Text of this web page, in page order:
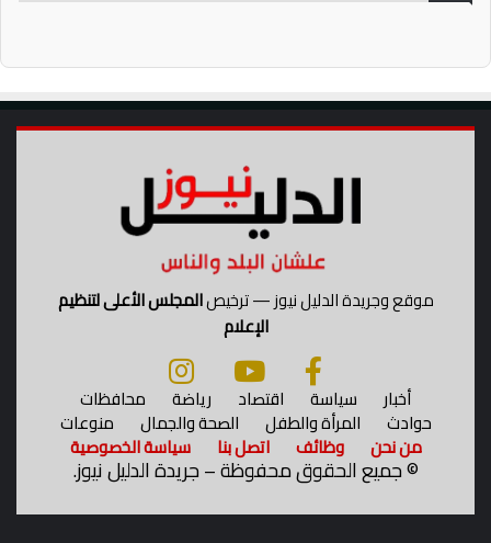
ر
ل
د
ط
ه
موقع وجريدة الدليل نيوز — ترخيصالمجلس الأعلى لتنظيم
الإعلام
أخبار سياسة اقتصاد رياضة محافظات
حوادث المرأة والطفل الصحة والجمال منوعات
من نحن وظائف اتصل بنا سياسة الخصوصية
©جميع الحقوق محفوظة – جريدة الدليل نيوز.